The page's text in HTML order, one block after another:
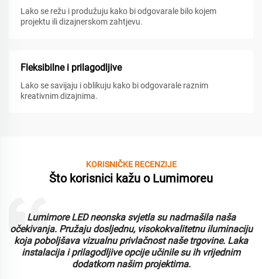
Lako se režu i produžuju kako bi odgovarale bilo kojem
projektu ili dizajnerskom zahtjevu.
Fleksibilne i prilagodljive
Lako se savijaju i oblikuju kako bi odgovarale raznim
kreativnim dizajnima.
KORISNIČKE RECENZIJE
Što korisnici kažu o Lumimoreu
Lumimore LED neonska svjetla su nadmašila naša
očekivanja. Pružaju dosljednu, visokokvalitetnu iluminaciju
koja poboljšava vizualnu privlačnost naše trgovine. Laka
instalacija i prilagodljive opcije učinile su ih vrijednim
dodatkom našim projektima.